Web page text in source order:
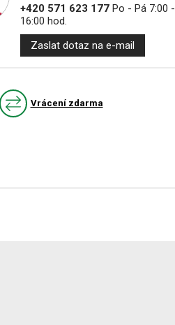
+420 571 623 177Po - Pá 7:00 -
16:00 hod.
Zaslat dotaz na e-mail
Vrácení zdarma